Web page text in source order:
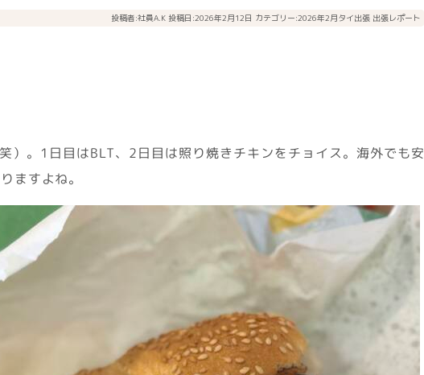
投稿者:社員A.K 投稿日:2026年2月12日 カテゴリー:2026年2月タイ出張 出張レポート
）。1日目はBLT、2日目は照り焼きチキンをチョイス。海外でも安
ますよね。